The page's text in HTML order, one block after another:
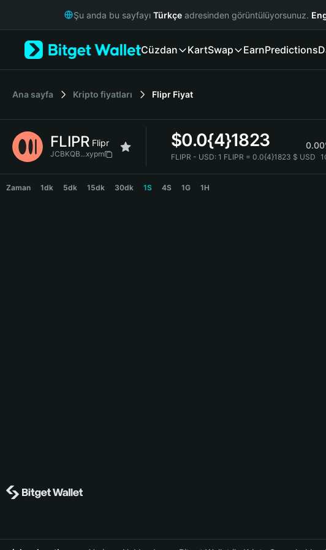
Русский
Italiano
简体中文
繁體中文
Bahasa Indonesia
Şu anda bu sayfayı Türkçe adresinden görüntülüyorsunuz.
Cüzdan KartSwap EarnPredictions
Ana sayfa Kripto fiyatları Flipr Fiyat
FLIPR Flipr
JCBKQB...xypm
$0.0{4}1823
FLIPR - USD: 1 FLIPR = 0.0{4}1823 $ USD
Zaman 1dk 5dk 15dk 30dk 1S 4S 1G 1H